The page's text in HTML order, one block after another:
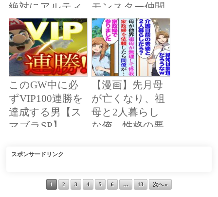
絶対にアルティ
メット悟飯が着
ない服#shorts
#dragonball
#dragonballz
#dragonballsuper
#ドラゴンボー
ル
モンスター仲間
にするまで何時
間かかる？ その
2
このGW中に必
ずVIP100連勝を
達成する男【ス
マブラSP】
【漫画】先月母
が亡くなり、祖
母と2人暮らし
な俺。性格の悪
か一生結婚でき
スポンサードリンク
1 2 3 4 5 6 … 13 次へ »